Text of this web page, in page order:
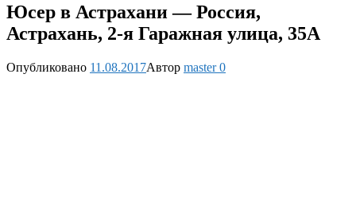
Юсер в Астрахани — Россия,
Астрахань, 2-я Гаражная улица, 35А
Опубликовано 11.08.2017Автор master0